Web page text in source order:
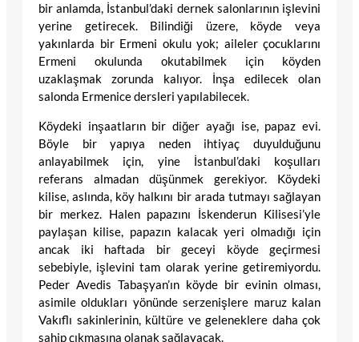
bir anlamda, İstanbul’daki dernek salonlarının işlevini
yerine getirecek. Bilindiği üzere, köyde veya
yakınlarda bir Ermeni okulu yok; aileler çocuklarını
Ermeni okulunda okutabilmek için köyden
uzaklaşmak zorunda kalıyor. İnşa edilecek olan
salonda Ermenice dersleri yapılabilecek.
Köydeki inşaatların bir diğer ayağı ise, papaz evi.
Böyle bir yapıya neden ihtiyaç duyulduğunu
anlayabilmek için, yine İstanbul’daki koşulları
referans almadan düşünmek gerekiyor. Köydeki
kilise, aslında, köy halkını bir arada tutmayı sağlayan
bir merkez. Halen papazını İskenderun Kilisesi’yle
paylaşan kilise, papazın kalacak yeri olmadığı için
ancak iki haftada bir geceyi köyde geçirmesi
sebebiyle, işlevini tam olarak yerine getiremiyordu.
Peder Avedis Tabaşyan’ın köyde bir evinin olması,
asimile oldukları yönünde serzenişlere maruz kalan
Vakıflı sakinlerinin, kültüre ve geleneklere daha çok
sahip çıkmasına olanak sağlayacak.